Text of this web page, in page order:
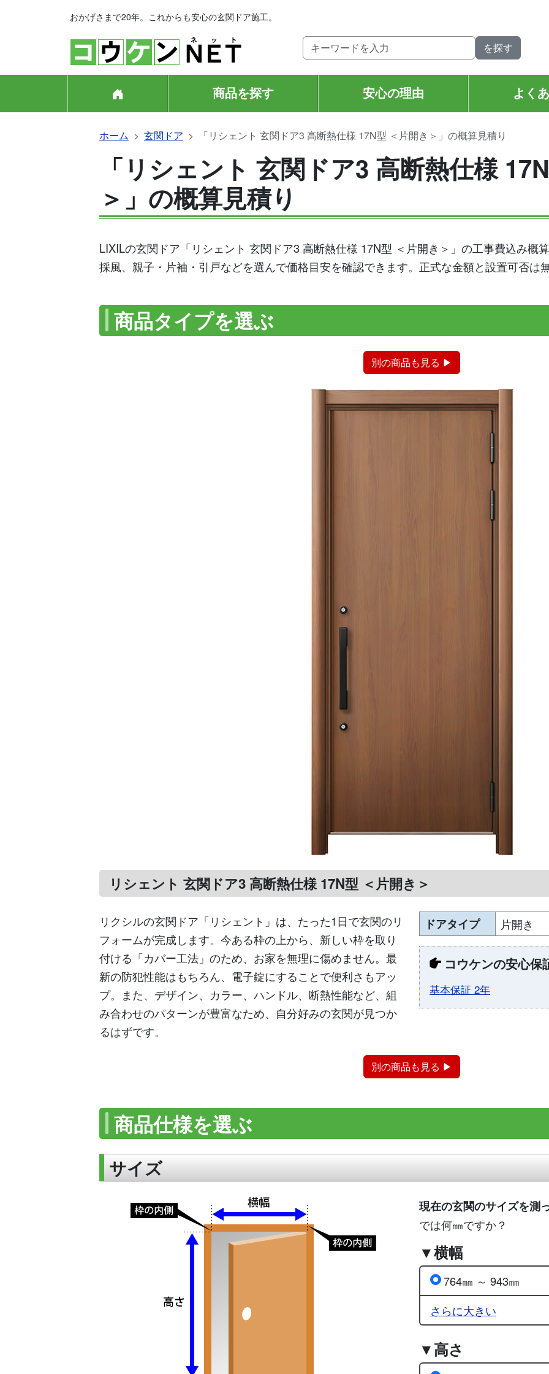
おかげさまで20年。これからも安心の玄関ドア施工。
商品を探す 安心の理由 よく
ホーム 玄関ドア 「リシェント 玄関ドア3 高断熱仕様 17N型 ＜片開き＞」の概算見積り
「リシェント 玄関ドア3 高断熱仕様
＞」の概算見積り
LIXILの玄関ドア「リシェント 玄関ドア3 高断熱仕様 17N型 ＜片開き＞」の工事費込み概
採風、親子・片袖・引戸などを選んで価格目安を確認できます。正式な金額と設置可否は
商品タイプを選ぶ
別の商品も見る ▶
リシェント 玄関ドア3 高断熱仕様 17N型 ＜片開き＞
リクシルの玄関ドア「リシェント」は、たった1日で玄関のリ
フォームが完成します。今ある枠の上から、新しい枠を取り
付ける「カバー工法」のため、お家を無理に傷めません。最
新の防犯性能はもちろん、電子錠にすることで便利さもアッ
プ。また、デザイン、カラー、ハンドル、断熱性能など、組
み合わせのパターンが豊富なため、自分好みの玄関が見つか
るはずです。
ドアタイプ 片開き
コウケンの安心保
基本保証 2年
別の商品も見る ▶
商品仕様を選ぶ
サイズ
現在の玄関のサイズを測
では何㎜ですか？
▼横幅
764㎜ ～ 943㎜
さらに大きい
▼高さ